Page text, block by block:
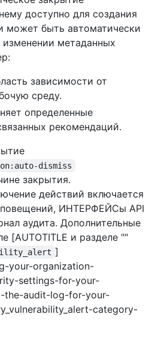
доступно для создания
может быть автоматически
метаданных
зависимости от
среду.
определенные
рекомендаций.
dismiss
закрытия.
действий включается
ИНТЕРФЕЙСы API
аудита. Дополнительные
[AUTOTITLE и разделе ""
]
your-organization-
settings-for-your-
the-audit-log-for-your-
category-